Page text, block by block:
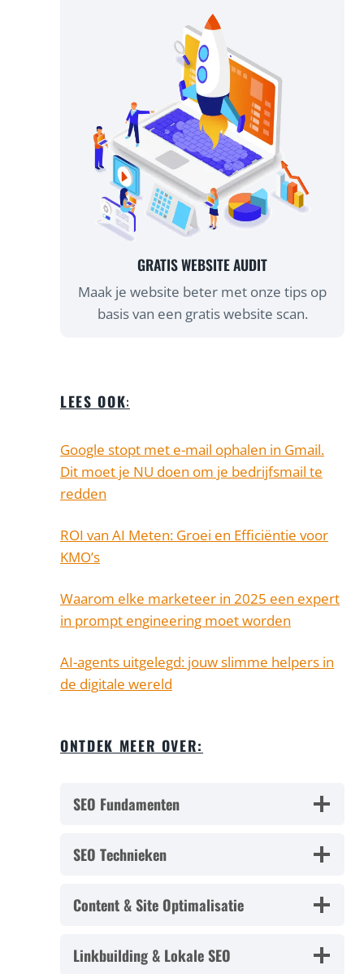
GRATIS WEBSITE AUDIT
Maak je website beter met onze tips op
basis van een gratis website scan.
LEES OOK:
Google stopt met e-mail ophalen in Gmail.
Dit moet je NU doen om je bedrijfsmail te
redden
ROI van AI Meten: Groei en Efficiëntie voor
KMO’s
Waarom elke marketeer in 2025 een expert
in prompt engineering moet worden
AI-agents uitgelegd: jouw slimme helpers in
de digitale wereld
ONTDEK MEER OVER:
SEO Fundamenten
SEO Technieken
Content & Site Optimalisatie
Linkbuilding & Lokale SEO